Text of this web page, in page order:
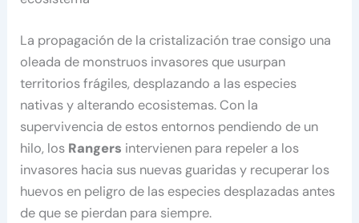
La propagación de la cristalización trae consigo una
oleada de monstruos invasores que usurpan
territorios frágiles, desplazando a las especies
nativas y alterando ecosistemas. Con la
supervivencia de estos entornos pendiendo de un
hilo, los Rangers intervienen para repeler a los
invasores hacia sus nuevas guaridas y recuperar los
huevos en peligro de las especies desplazadas antes
de que se pierdan para siempre.